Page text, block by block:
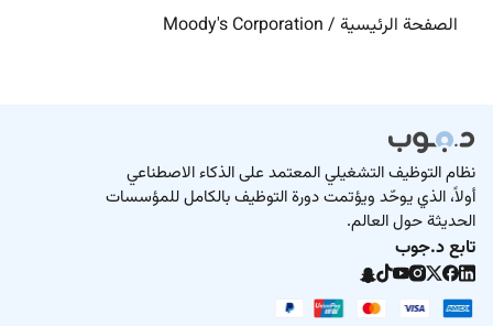
الصفحة الرئيسية /
Moody's Corporation
نظام التوظيف التشغيلي المعتمد على الذكاء الاصطناعي
أولاً، الذي يوحّد ويؤتمت دورة التوظيف بالكامل للمؤسسات
الحديثة حول العالم.
تابع د.جوب